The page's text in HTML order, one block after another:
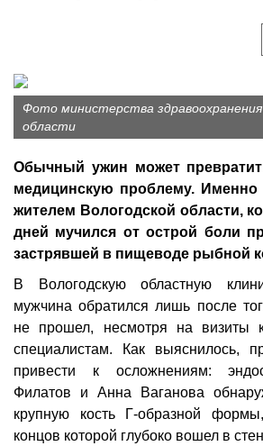
Фото министерства здравоохранения
области
Обычный ужин может
медицинскую проблему. Именно
жителем Вологодской области,
дней мучился от острой боли
застрявшей в пищеводе рыбной
В Вологодскую областную
мужчина обратился лишь после
не прошел, несмотря на визиты
специалистам. Как выяснилось,
привести к осложнениям:
Филатов и Анна Ваганова
крупную кость Г-образной
концов которой глубоко вошел в